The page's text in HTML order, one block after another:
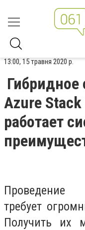
13:00, 15 травня 2020 р.
Azure
работает
требует
Получить их